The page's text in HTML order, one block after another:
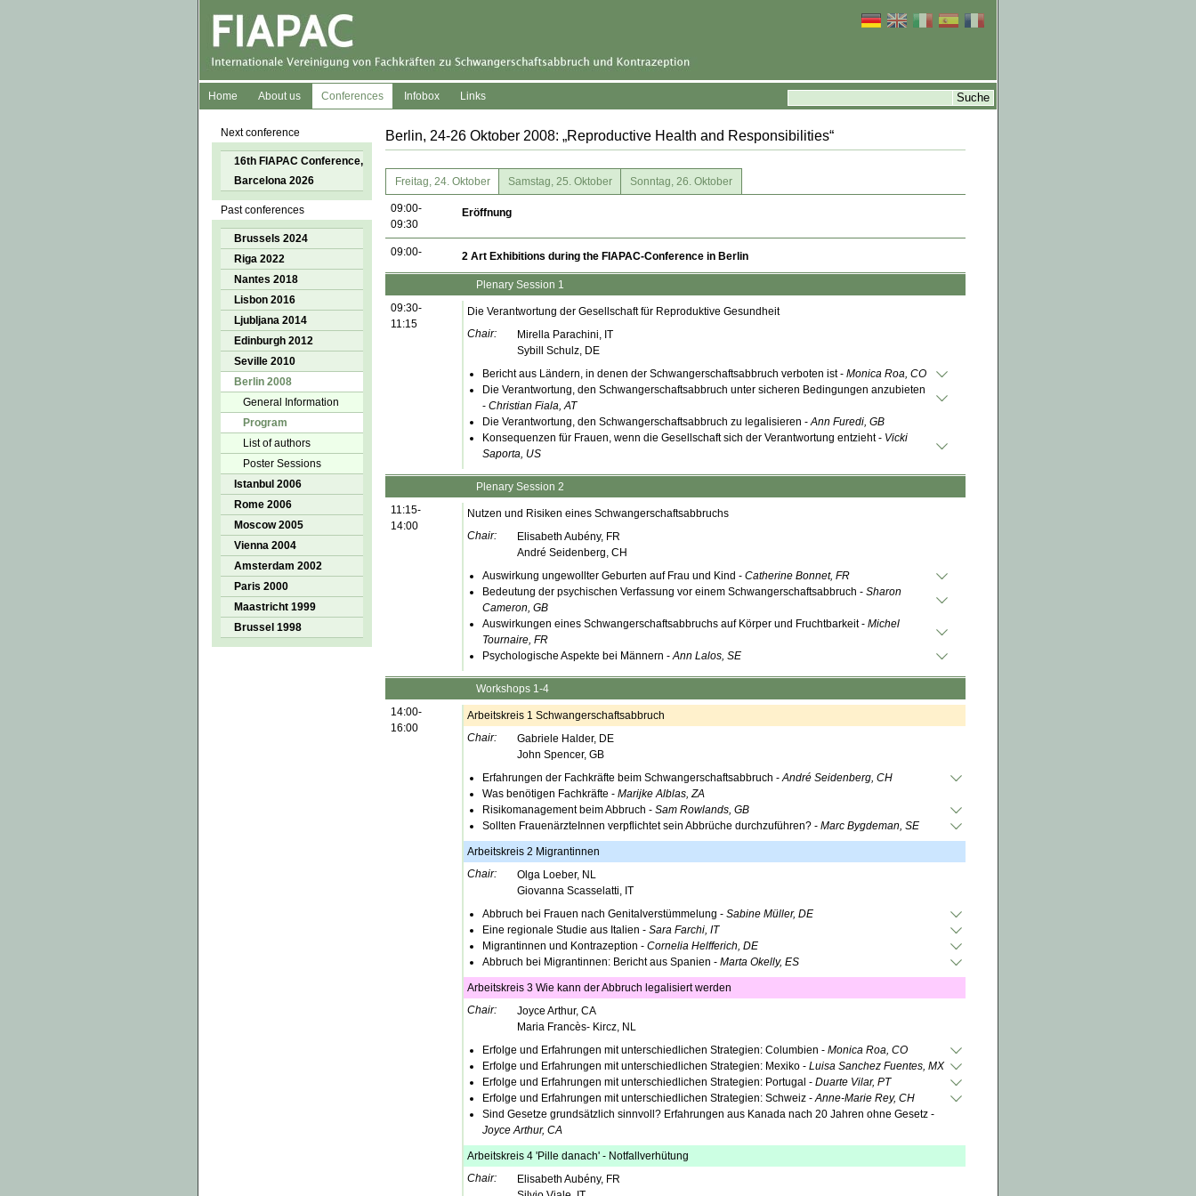
Home About us Conferences Infobox Links
Next conference
16th FIAPAC Conference,
Barcelona 2026
Past conferences
Brussels 2024
Riga 2022
Nantes 2018
Lisbon 2016
Ljubljana 2014
Edinburgh 2012
Seville 2010
Berlin 2008
General Information
Program
List of authors
Poster Sessions
Istanbul 2006
Rome 2006
Moscow 2005
Vienna 2004
Amsterdam 2002
Paris 2000
Maastricht 1999
Brussel 1998
Berlin, 24-26 Oktober 2008: „Reproductive Health and Responsibilities“
Freitag, 24. Oktober Samstag, 25. Oktober Sonntag, 26. Oktober
09:00-
09:30
Eröffnung
09:00- 2 Art Exhibitions during the FIAPAC-Conference in Berlin
09:30-
11:15
Plenary Session 1
Die Verantwortung der Gesellschaft für Reproduktive Gesundheit
Chair:
Mirella Parachini, IT
Sybill Schulz, DE
Bericht aus Ländern, in denen der Schwangerschaftsabbruch verboten ist - Monica Roa, CO
Die Verantwortung, den Schwangerschaftsabbruch unter sicheren Bedingungen anzubieten
- Christian Fiala, AT
Die Verantwortung, den Schwangerschaftsabbruch zu legalisieren -Ann Furedi, GB
Konsequenzen für Frauen, wenn die Gesellschaft sich der Verantwortung entzieht - Vicki
Saporta, US
11:15-
14:00
Plenary Session 2
Nutzen und Risiken eines Schwangerschaftsabbruchs
Chair:
Elisabeth Aubény, FR
André Seidenberg, CH
Auswirkung ungewollter Geburten auf Frau und Kind - Catherine Bonnet, FR
Bedeutung der psychischen Verfassung vor einem Schwangerschaftsabbruch - Sharon
Cameron, GB
Auswirkungen eines Schwangerschaftsabbruchs auf Körper und Fruchtbarkeit - Michel
Tournaire, FR
Psychologische Aspekte bei Männern -Ann Lalos, SE
14:00-
16:00
Workshops 1-4
Arbeitskreis 1 Schwangerschaftsabbruch
Chair:
Gabriele Halder, DE
John Spencer, GB
Erfahrungen der Fachkräfte beim Schwangerschaftsabbruch -André Seidenberg, CH
Was benötigen Fachkräfte - Marijke Alblas, ZA
Risikomanagement beim Abbruch - Sam Rowlands, GB
Sollten FrauenärzteInnen verpflichtet sein Abbrüche durchzuführen? - Marc Bygdeman, SE
Arbeitskreis 2 Migrantinnen
Chair:
Olga Loeber, NL
Giovanna Scasselatti, IT
Abbruch bei Frauen nach Genitalverstümmelung - Sabine Müller, DE
Eine regionale Studie aus Italien - Sara Farchi, IT
Migrantinnen und Kontrazeption - Cornelia Helfferich, DE
Abbruch bei Migrantinnen: Bericht aus Spanien - Marta Okelly, ES
Arbeitskreis 3 Wie kann der Abbruch legalisiert werden
Chair:
Joyce Arthur, CA
Maria Francès- Kircz, NL
Erfolge und Erfahrungen mit unterschiedlichen Strategien: Columbien - Monica Roa, CO
Erfolge und Erfahrungen mit unterschiedlichen Strategien: Mexiko - Luisa Sanchez Fuentes, MX
Erfolge und Erfahrungen mit unterschiedlichen Strategien: Portugal - Duarte Vilar, PT
Erfolge und Erfahrungen mit unterschiedlichen Strategien: Schweiz -Anne-Marie Rey, CH
Sind Gesetze grundsätzlich sinnvoll? Erfahrungen aus Kanada nach 20 Jahren ohne Gesetz -
Joyce Arthur, CA
Arbeitskreis 4 'Pille danach' - Notfallverhütung
Chair:
Elisabeth Aubény, FR